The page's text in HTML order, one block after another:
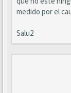
medido por el
Salu2